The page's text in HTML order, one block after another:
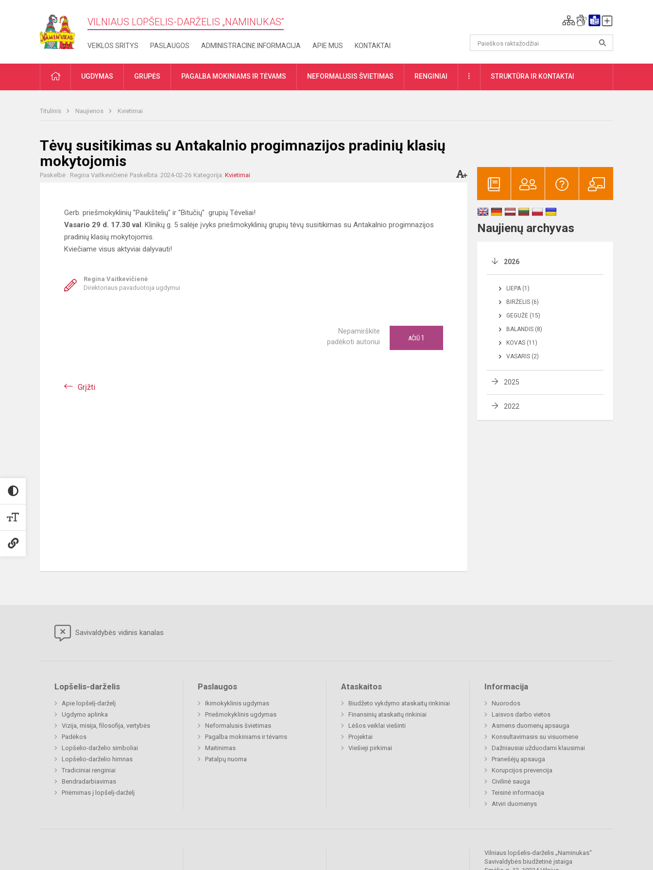
VILNIAUS LOPŠELIS-DARŽELIS „​NAMINUKAS“
VEIKLOS SRITYS PASLAUGOS ADMINISTRACINĖ INFORMACIJA APIE MUS KONTAKTAI
PRADŽIAUGDYMAS GRUPĖS PAGALBA MOKINIAMS IR TĖVAMS NEFORMALUSIS ŠVIETIMAS RENGINIAI DAUGIAUSTRUKTŪRA IR KONTAKTAI
Titulinis Naujienos Kvietimai
Tėvų susitikimas su Antakalnio progimnazijos pradinių klasių
mokytojomis
Paskelbė : Regina Vaitkevičienė Paskelbta: 2024-02-26 Kategorija: Kvietimai
Gerb. priešmokyklinių "Paukštelių" ir "Bitučių" grupių Tėveliai!
Vasario 29 d. 17.30 val. Klinikų g. 5 salėje įvyks priešmokyklinių grupių tėvų susitikimas su Antakalnio progimnazijos
pradinių klasių mokytojomis.
Kviečiame visus aktyviai dalyvauti!
Regina Vaitkevičienė
Direktoriaus pavaduotoja ugdymui
Nepamirškite
padėkoti autoriui
AČIŪ 1
Grįžti
Naujienų archyvas
2026
LIEPA (1)
BIRŽELIS (6)
GEGUŽĖ (15)
BALANDIS (8)
KOVAS (11)
VASARIS (2)
2025
2022
Savivaldybės vidinis kanalas
Lopšelis-darželis
Apie lopšelį-darželį
Ugdymo aplinka
Vizija, misija, filosofija, vertybės
Padėkos
Lopšelio-darželio simboliai
Lopšelio-darželio himnas
Tradiciniai renginiai
Bendradarbiavimas
Priėmimas į lopšelį-darželį
Paslaugos
Ikimokyklinis ugdymas
Priešmokyklinis ugdymas
Neformalusis švietimas
Pagalba mokiniams ir tėvams
Maitinimas
Patalpų nuoma
Ataskaitos
Biudžeto vykdymo ataskaitų rinkiniai
Finansinių ataskaitų rinkiniai
Lėšos veiklai viešinti
Projektai
Viešieji pirkimai
Informacija
Nuorodos
Laisvos darbo vietos
Asmens duomenų apsauga
Konsultavimasis su visuomene
Dažniausiai užduodami klausimai
Pranešėjų apsauga
Korupcijos prevencija
Civilinė sauga
Teisinė informacija
Atviri duomenys
Vilniaus lopšelis-darželis „Naminukas“
Savivaldybės biudžetinė įstaiga